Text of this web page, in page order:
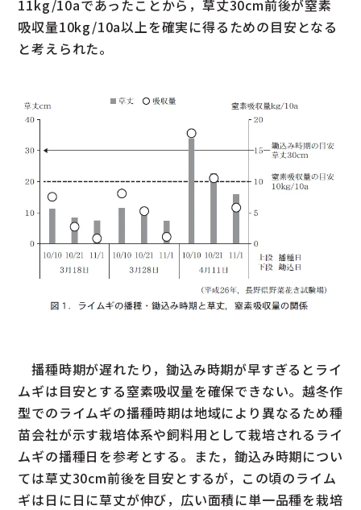
11kg/10aであったことから，草丈30cm前後が窒素
吸収量10kg/10a以上を確実に得るための目安となる
と考えられた。
播種時期が遅れたり，鋤込み時期が早すぎるとライ
ムギは目安とする窒素吸収量を確保できない。越冬作
型でのライムギの播種時期は地域により異なるため種
苗会社が示す栽培体系や飼料用として栽培されるライ
ムギの播種日を参考とする。また，鋤込み時期につい
ては草丈30cm前後を目安とするが，この頃のライム
ギは日に日に草丈が伸び，広い面積に単一品種を栽培